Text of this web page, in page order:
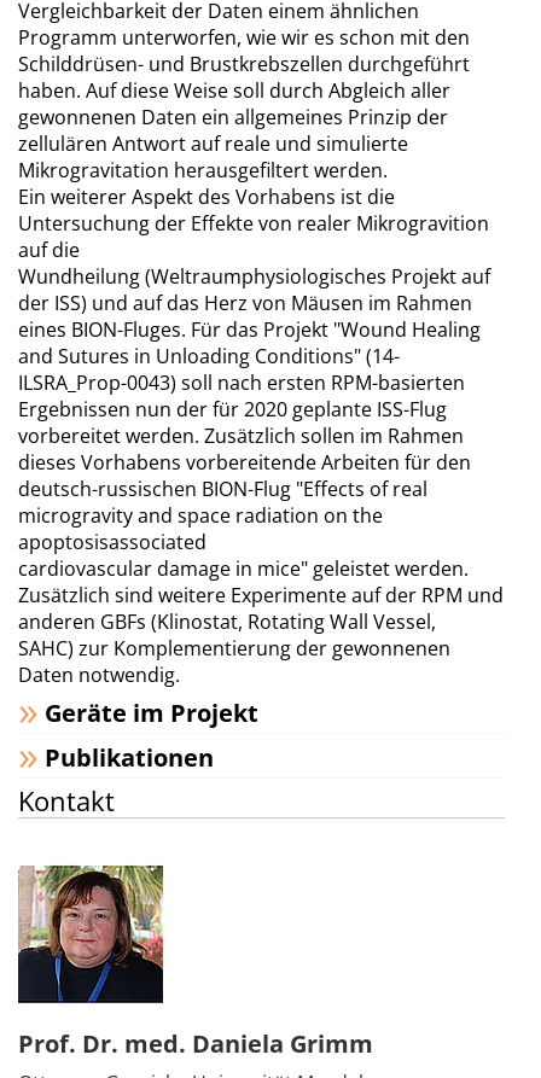
Vergleichbarkeit der Daten einem ähnlichen
Programm unterworfen, wie wir es schon mit den
Schilddrüsen- und Brustkrebszellen durchgeführt
haben. Auf diese Weise soll durch Abgleich aller
gewonnenen Daten ein allgemeines Prinzip der
zellulären Antwort auf reale und simulierte
Mikrogravitation herausgefiltert werden.
Ein weiterer Aspekt des Vorhabens ist die
Untersuchung der Effekte von realer Mikrogravition
auf die
Wundheilung (Weltraumphysiologisches Projekt auf
der ISS) und auf das Herz von Mäusen im Rahmen
eines BION-Fluges. Für das Projekt "Wound Healing
and Sutures in Unloading Conditions" (14-
ILSRA_Prop-0043) soll nach ersten RPM-basierten
Ergebnissen nun der für 2020 geplante ISS-Flug
vorbereitet werden. Zusätzlich sollen im Rahmen
dieses Vorhabens vorbereitende Arbeiten für den
deutsch-russischen BION-Flug "Effects of real
microgravity and space radiation on the
apoptosisassociated
cardiovascular damage in mice" geleistet werden.
Zusätzlich sind weitere Experimente auf der RPM und
anderen GBFs (Klinostat, Rotating Wall Vessel,
SAHC) zur Komplementierung der gewonnenen
Daten notwendig.
Geräte im Projekt
Publikationen
Kontakt
Prof. Dr. med. Daniela Grimm